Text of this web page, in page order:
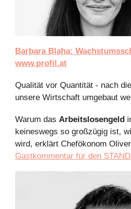
Barbara Blaha:
www.profil.at
Qualität vor Quantität - nach
unsere Wirtschaft umgebaut
Warum das Arbeitslosengeld
keineswegs so großzügig ist,
wird, erklärt Chefökonom
Gastkommentar für den